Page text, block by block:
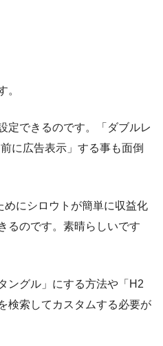
。
定できるのです。「ダブルレ
に広告表示」する事も面倒
にシロウトが簡単に収益化
るのです。素晴らしいです
ングル」にする方法や「H2
検索してカスタムする必要が